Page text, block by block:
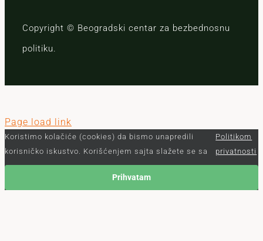
Copyright © Beogradski centar za bezbednosnu
politiku.
Page load link
Koristimo kolačiće (cookies) da bismo unapredili
korisničko iskustvo. Korišćenjem sajta slažete se sa
Politikom
privatnosti
Prihvatam